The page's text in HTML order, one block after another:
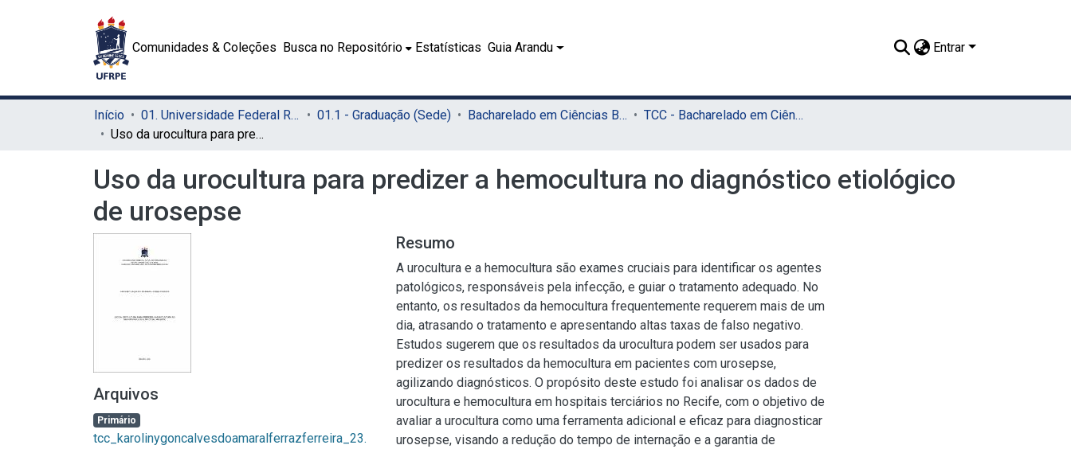
Comunidades & Coleções Busca no Repositório Estatísticas Guia Arandu Entrar
Início 01. Universidade Federal Rural de Pernambuco - UFRPE (Sede) 01.1 - Graduação (Sede) Bacharelado em Ciências Biológicas (Sede)
TCC - Bacharelado em Ciências Biológicas (Sede)
Uso da urocultura para predizer a hemocultura no diagnóstico etiológico de urosepse
Uso da urocultura para predizer a hemocultura no diagnóstico etiológico
de urosepse
Arquivos
Primário
tcc_karolinygoncalvesdoamaralferrazferreira_23.
Resumo
A urocultura e a hemocultura são exames cruciais para identificar os agentes
patológicos, responsáveis pela infecção, e guiar o tratamento adequado. No
entanto, os resultados da hemocultura frequentemente requerem mais de um
dia, atrasando o tratamento e apresentando altas taxas de falso negativo.
Estudos sugerem que os resultados da urocultura podem ser usados para
predizer os resultados da hemocultura em pacientes com urosepse,
agilizando diagnósticos. O propósito deste estudo foi analisar os dados de
urocultura e hemocultura em hospitais terciários no Recife, com o objetivo de
avaliar a urocultura como uma ferramenta adicional e eficaz para diagnosticar
urosepse, visando a redução do tempo de internação e a garantia de